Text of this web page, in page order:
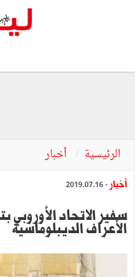
الرئيسية أخبار
أخبار - 2019.07.16
سفير الاتحاد
الأعراف الديبلوماسية